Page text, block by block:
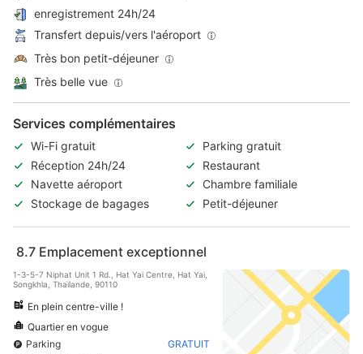
enregistrement 24h/24
Transfert depuis/vers l'aéroport
Très bon petit-déjeuner
Très belle vue
Services complémentaires
Wi-Fi gratuit
Parking gratuit
Réception 24h/24
Restaurant
Navette aéroport
Chambre familiale
Stockage de bagages
Petit-déjeuner
8.7 Emplacement exceptionnel
1-3-5-7 Niphat Unit 1 Rd., Hat Yai Centre, Hat Yai,
Songkhla, Thaïlande, 90110
En plein centre-ville !
Quartier en vogue
Parking
GRATUIT